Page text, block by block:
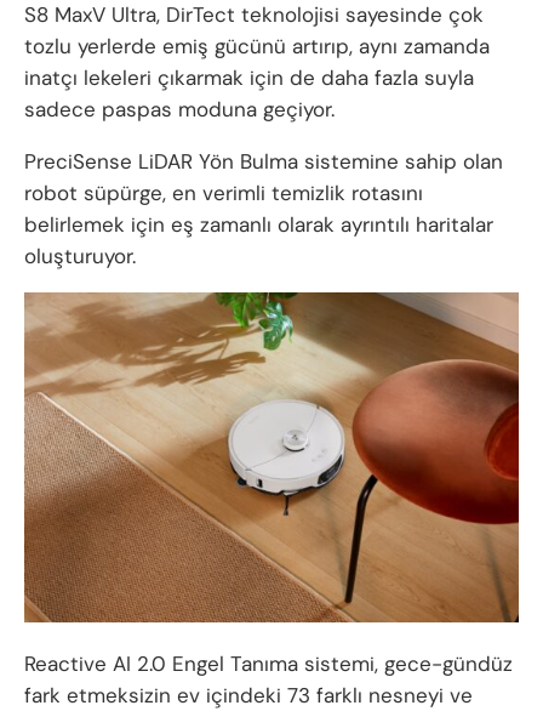
S8 MaxV Ultra, DirTect teknolojisi sayesinde çok
tozlu yerlerde emiş gücünü artırıp, aynı zamanda
inatçı lekeleri çıkarmak için de daha fazla suyla
sadece paspas moduna geçiyor.
PreciSense LiDAR Yön Bulma sistemine sahip olan
robot süpürge, en verimli temizlik rotasını
belirlemek için eş zamanlı olarak ayrıntılı haritalar
oluşturuyor.
Reactive AI 2.0 Engel Tanıma sistemi, gece-gündüz
fark etmeksizin ev içindeki 73 farklı nesneyi ve